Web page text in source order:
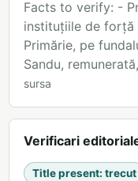
Facts to verify: -
instituțiile de forță
Primărie, pe
Sandu,
sursa
Verificari
Title present: trecut